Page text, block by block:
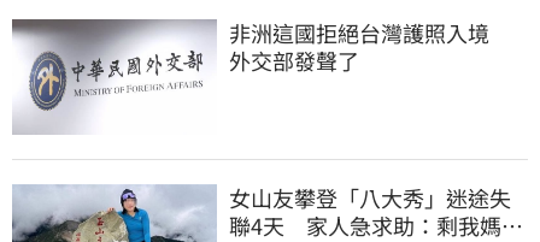
非洲這國拒絕台灣護照入境
外交部發聲了
女山友攀登「八大秀」迷途失
聯4天 家人急求助：剩我媽還